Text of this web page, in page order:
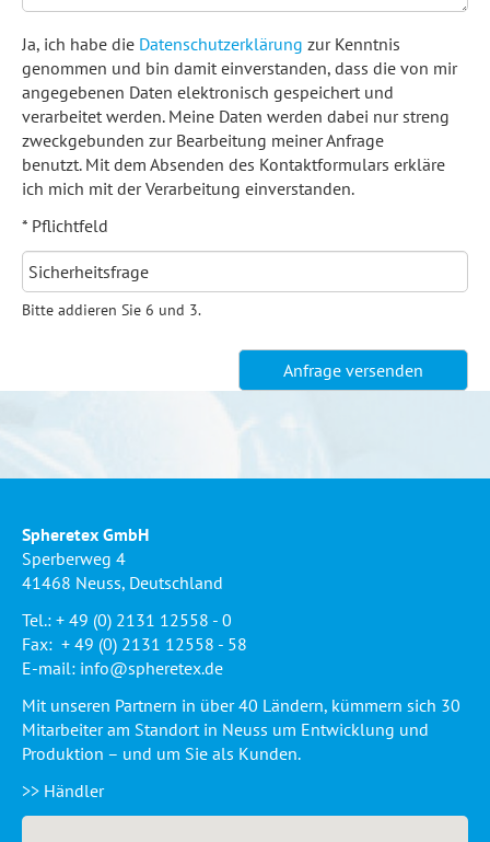
Ja, ich habe die Datenschutzerklärung zur Kenntnis
genommen und bin damit einverstanden, dass die von mir
angegebenen Daten elektronisch gespeichert und
verarbeitet werden. Meine Daten werden dabei nur streng
zweckgebunden zur Bearbeitung meiner Anfrage
benutzt. Mit dem Absenden des Kontaktformulars erkläre
ich mich mit der Verarbeitung einverstanden.
* Pflichtfeld
Bitte addieren Sie 6 und 3.
Spheretex GmbH
Sperberweg 4
41468 Neuss, Deutschland
Tel.: + 49 (0) 2131 12558 - 0
Fax: + 49 (0) 2131 12558 - 58
E-mail: info@spheretex.de
Mit unseren Partnern in über 40 Ländern, kümmern sich 30
Mitarbeiter am Standort in Neuss um Entwicklung und
Produktion – und um Sie als Kunden.
>> Händler